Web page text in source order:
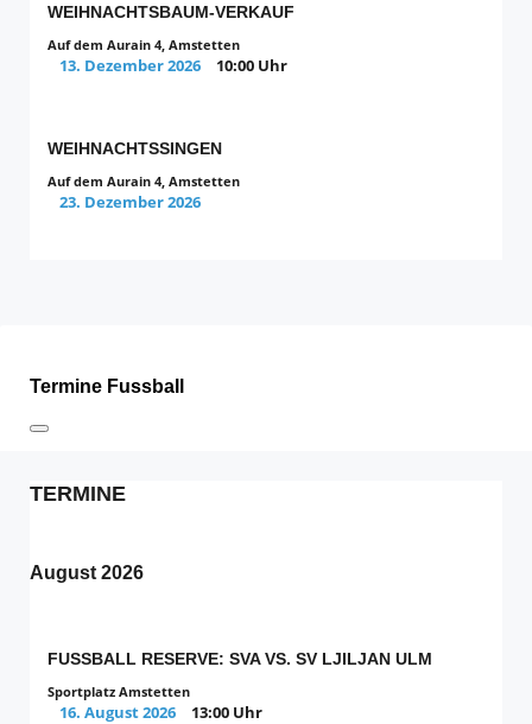
WEIHNACHTSBAUM-VERKAUF
Auf dem Aurain 4, Amstetten
13. Dezember 2026 10:00 Uhr
WEIHNACHTSSINGEN
Auf dem Aurain 4, Amstetten
23. Dezember 2026
Termine Fussball
TERMINE
August 2026
FUSSBALL RESERVE: SVA VS. SV LJILJAN ULM
Sportplatz Amstetten
16. August 2026 13:00 Uhr